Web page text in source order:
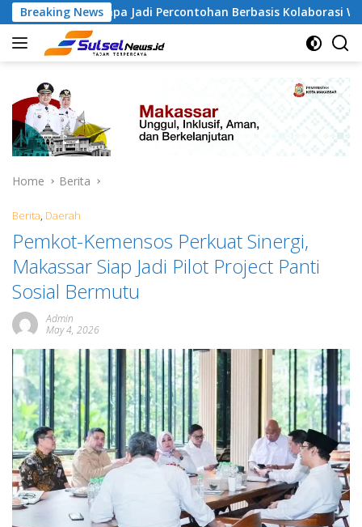
Skip
to
content
Breaking News
Jadi Percontohan Berbasis Kolaborasi Warga
Home Berita
Berita, Daerah
Pemkot-Kemensos Perkuat Sinergi,
Makassar Siap Jadi Pilot Project Panti
Sosial Bermutu
Admin
May 4, 2026